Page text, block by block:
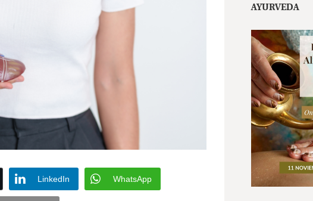
LinkedIn WhatsApp
AYURVEDA